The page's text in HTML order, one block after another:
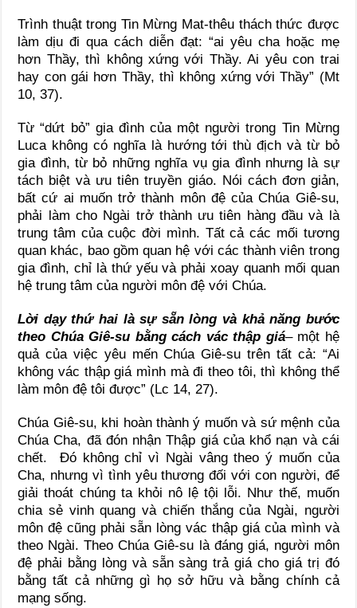
Trình thuật trong Tin Mừng Mat-thêu thách thức được
làm dịu đi qua cách diễn đạt: “ai yêu cha hoặc mẹ
hơn Thầy, thì không xứng với Thầy. Ai yêu con trai
hay con gái hơn Thầy, thì không xứng với Thầy” (Mt
10, 37).
Từ “dứt bỏ” gia đình của một người trong Tin Mừng
Luca không có nghĩa là hướng tới thù địch và từ bỏ
gia đình, từ bỏ những nghĩa vụ gia đình nhưng là sự
tách biệt và ưu tiên truyền giáo. Nói cách đơn giản,
bất cứ ai muốn trở thành môn đệ của Chúa Giê-su,
phải làm cho Ngài trở thành ưu tiên hàng đầu và là
trung tâm của cuộc đời mình. Tất cả các mối tương
quan khác, bao gồm quan hệ với các thành viên trong
gia đình, chỉ là thứ yếu và phải xoay quanh mối quan
hệ trung tâm của người môn đệ với Chúa.
Lời dạy thứ hai là sự sẵn lòng và khả năng bước
theo Chúa Giê-su bằng cách vác thập giá– một hệ
quả của việc yêu mến Chúa Giê-su trên tất cả: “Ai
không vác thập giá mình mà đi theo tôi, thì không thể
làm môn đệ tôi được” (Lc 14, 27).
Chúa Giê-su, khi hoàn thành ý muốn và sứ mệnh của
Chúa Cha, đã đón nhận Thập giá của khổ nạn và cái
chết. Đó không chỉ vì Ngài vâng theo ý muốn của
Cha, nhưng vì tình yêu thương đối với con người, để
giải thoát chúng ta khỏi nô lệ tội lỗi. Như thế, muốn
chia sẻ vinh quang và chiến thắng của Ngài, người
môn đệ cũng phải sẵn lòng vác thập giá của mình và
theo Ngài. Theo Chúa Giê-su là đáng giá, người môn
đệ phải bằng lòng và sẵn sàng trả giá cho giá trị đó
bằng tất cả những gì họ sở hữu và bằng chính cả
mạng sống.